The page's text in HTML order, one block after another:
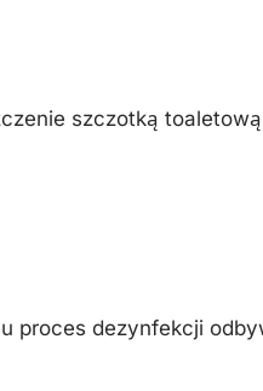
szczotką
proces dezynfekcji